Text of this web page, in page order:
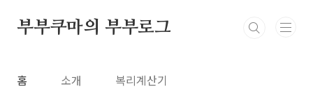
부부쿠마의 부부로그
홈 소개 복리계산기